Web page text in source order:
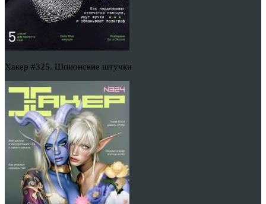
Хакер #325. Шпионские штучки